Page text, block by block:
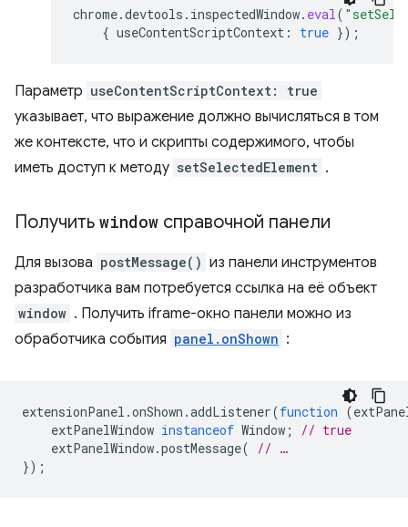
chrome.devtools . inspectedWindow. eval(
{ useContentScriptContext : true });
Параметр useContentScriptContext: true
указывает, что выражение должно вычисляться в том
же контексте, что и скрипты содержимого, чтобы
иметь доступ к методу setSelectedElement .
Получить window справочной панели
Для вызова postMessage() из панели инструментов
разработчика вам потребуется ссылка на её объект
window . Получить iframe-окно панели можно из
обработчика события panel.onShown :
extensionPanel .onShown .addListener(function (
extPanelWindow instanceof Window ;
// true
extPanelWindow.postMessage(
// …
});